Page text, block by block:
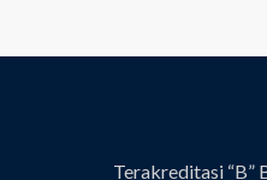
Terakreditasi “B”